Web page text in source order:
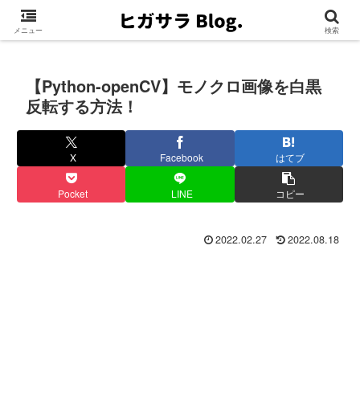
【Python-openCV】モノクロ画像を白黒
反転する方法！
X Facebook はてブ
Pocket LINE コピー
2022.02.27 2022.08.18
メニュー 検索